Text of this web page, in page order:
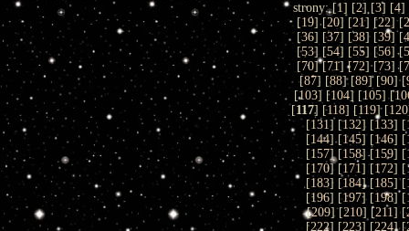
strony: [1] [2] [3] [4]
[19] [20] [21] [22] [
[36] [37] [38] [39] [
[53] [54] [55] [56] [
[70] [71] [72] [73] [
[87] [88] [89] [90] [
[103] [104] [105] [
[117] [118] [119] [120
[131] [132] [133] [
[144] [145] [146] [
[157] [158] [159] [
[170] [171] [172] [
[183] [184] [185] [
[196] [197] [198] [
[209] [210] [211] [
[222] [223] [224] [